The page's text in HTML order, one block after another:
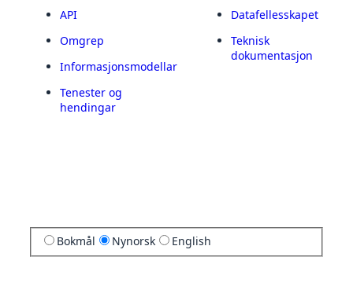
API
Omgrep
Informasjonsmodellar
Tenester og
hendingar
Datafellesskapet
Teknisk
dokumentasjon
Bokmål Nynorsk English